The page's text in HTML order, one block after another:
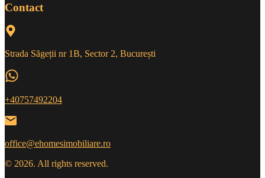
Contact
Strada Săgeții nr 1B, Sector 2, București
+40757492204
office@ehomesimobiliare.ro
© 2026. All rights reserved.